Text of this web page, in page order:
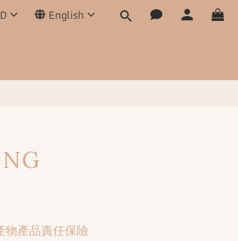
English
產品責任保險
BUY NOW